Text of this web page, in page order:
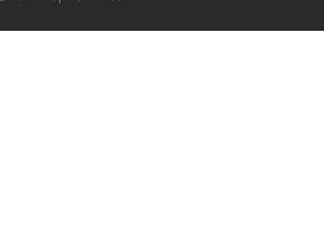
了しました | LINE占い